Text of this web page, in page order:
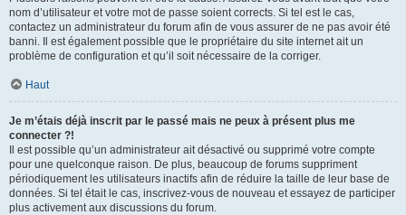
nom d’utilisateur et votre mot de passe soient corrects. Si tel est le cas,
contactez un administrateur du forum afin de vous assurer de ne pas avoir été
banni. Il est également possible que le propriétaire du site internet ait un
problème de configuration et qu’il soit nécessaire de la corriger.
Haut
Je m’étais déjà inscrit par le passé mais ne peux à présent plus me
connecter ?!
Il est possible qu’un administrateur ait désactivé ou supprimé votre compte
pour une quelconque raison. De plus, beaucoup de forums suppriment
périodiquement les utilisateurs inactifs afin de réduire la taille de leur base de
données. Si tel était le cas, inscrivez-vous de nouveau et essayez de participer
plus activement aux discussions du forum.